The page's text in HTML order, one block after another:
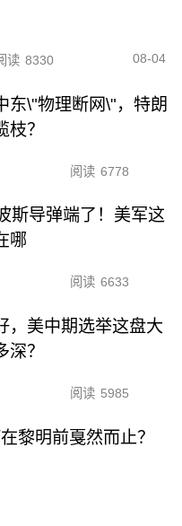
读 8330 08-04
东\"物理断网\"，特朗
枝？
阅读 6778
斯导弹端了！美军这
哪
阅读 6633
，美中期选举这盘大
？
阅读 5985
黎明前戛然而止？